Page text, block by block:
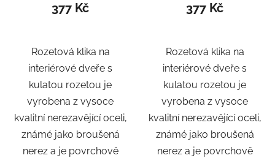
377 Kč
Rozetová klika na
interiérové ​​dveře s
kulatou rozetou je
vyrobena z vysoce
kvalitní nerezavějící oceli,
známé jako broušená
nerez a je povrchově
377 Kč
Rozetová klika na
interiérové ​​dveře s
kulatou rozetou je
vyrobena z vysoce
kvalitní nerezavějící oceli,
známé jako broušená
nerez a je povrchově